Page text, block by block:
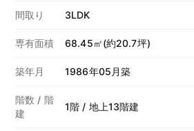
間取り 3LDK
専有面積 68.45㎡(約20.7坪)
築年月 1986年05月築
階数 / 階
建
1階 / 地上13階建